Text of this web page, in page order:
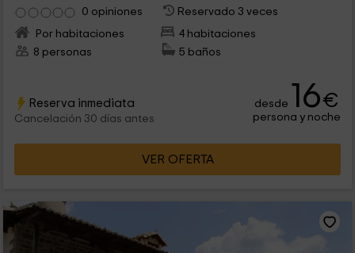
0 opiniones
Reservado 3 veces
Por habitaciones
4 habitaciones
8 personas
5 baños
Reserva inmediata
Cancelación 30 días antes
desde 16€
persona y noche
VER OFERTA